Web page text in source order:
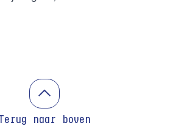
Terug naar boven